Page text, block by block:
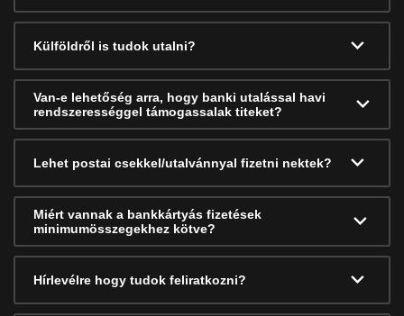
Külföldről is tudok utalni?
Van-e lehetőség arra, hogy banki utalással havi
rendszerességgel támogassalak titeket?
Lehet postai csekkel/utalvánnyal fizetni nektek?
Miért vannak a bankkártyás fizetések
minimumösszegekhez kötve?
Hírlevélre hogy tudok feliratkozni?